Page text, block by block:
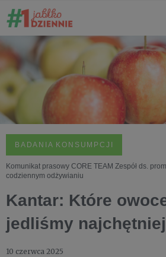
BADANIA KONSUMPCJI
Komunikat prasowy CORE TEAM Zespół ds.
codziennym odżywianiu
Kantar: Które
jedliśmy
10 czerwca 2025